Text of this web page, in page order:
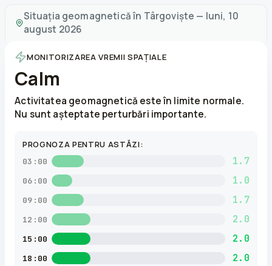
Situația geomagnetică în Târgoviște — luni, 10
august 2026
MONITORIZAREA VREMII SPAȚIALE
Calm
Activitatea geomagnetică este în limite normale.
Nu sunt așteptate perturbări importante.
PROGNOZA PENTRU ASTĂZI:
03:00 1.7
06:00 1.0
09:00 1.7
12:00 2.0
15:00 2.0
18:00 2.0